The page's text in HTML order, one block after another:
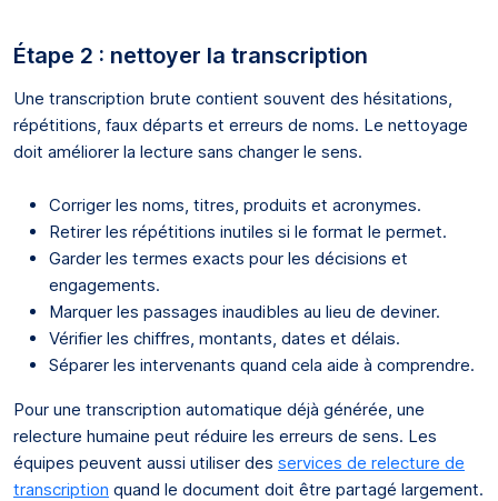
Étape 2 : nettoyer la transcription
Une transcription brute contient souvent des hésitations,
répétitions, faux départs et erreurs de noms. Le nettoyage
doit améliorer la lecture sans changer le sens.
Corriger les noms, titres, produits et acronymes.
Retirer les répétitions inutiles si le format le permet.
Garder les termes exacts pour les décisions et
engagements.
Marquer les passages inaudibles au lieu de deviner.
Vérifier les chiffres, montants, dates et délais.
Séparer les intervenants quand cela aide à comprendre.
Pour une transcription automatique déjà générée, une
relecture humaine peut réduire les erreurs de sens. Les
équipes peuvent aussi utiliser des services de relecture de
transcription quand le document doit être partagé largement.